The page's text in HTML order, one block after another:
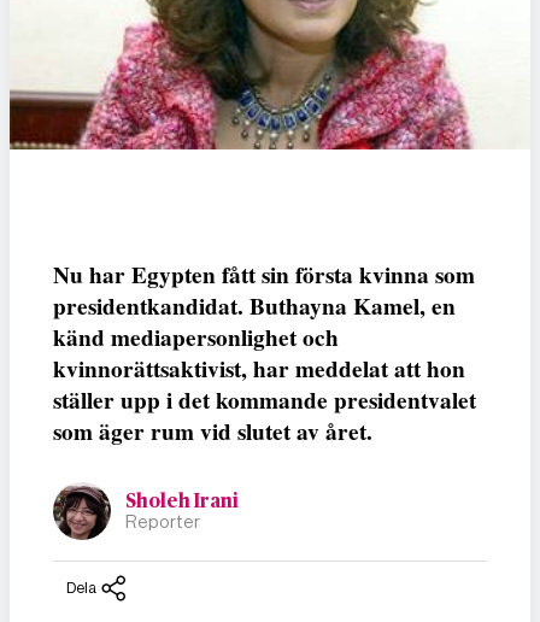
Nu har Egypten fått sin första kvinna som
presidentkandidat. Buthayna Kamel, en
känd mediapersonlighet och
kvinnorättsaktivist, har meddelat att hon
ställer upp i det kommande presidentvalet
som äger rum vid slutet av året.
Sholeh Irani
Reporter
Dela